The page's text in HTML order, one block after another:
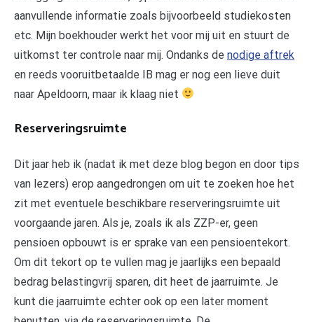
aanvullende informatie zoals bijvoorbeeld studiekosten
etc. Mijn boekhouder werkt het voor mij uit en stuurt de
uitkomst ter controle naar mij. Ondanks de nodige aftrek
en reeds vooruitbetaalde IB mag er nog een lieve duit
naar Apeldoorn, maar ik klaag niet
Reserveringsruimte
Dit jaar heb ik (nadat ik met deze blog begon en door tips
van lezers) erop aangedrongen om uit te zoeken hoe het
zit met eventuele beschikbare reserveringsruimte uit
voorgaande jaren. Als je, zoals ik als ZZP-er, geen
pensioen opbouwt is er sprake van een pensioentekort.
Om dit tekort op te vullen mag je jaarlijks een bepaald
bedrag belastingvrij sparen, dit heet de jaarruimte. Je
kunt die jaarruimte echter ook op een later moment